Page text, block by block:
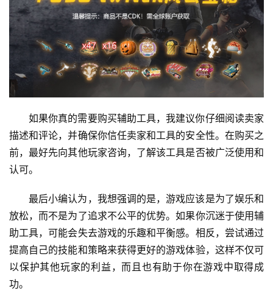
如果你真的需要购买辅助工具，我建议你仔细阅读卖家
描述和评论，并确保你信任卖家和工具的安全性。在购买之
前，最好先向其他玩家咨询，了解该工具是否被广泛使用和
认可。
最后小编认为，我想强调的是，游戏应该是为了娱乐和
放松，而不是为了追求不公平的优势。如果你沉迷于使用辅
助工具，可能会失去游戏的乐趣和平衡感。相反，尝试通过
提高自己的技能和策略来获得更好的游戏体验，这样不仅可
以保护其他玩家的利益，而且也有助于你在游戏中取得成
功。